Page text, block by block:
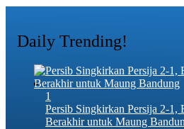
Daily Trending!
1
Persib Singkirkan Persija 2-1,
Berakhir untuk Maung